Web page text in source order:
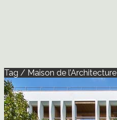
Tag / Maison de l’Architecture